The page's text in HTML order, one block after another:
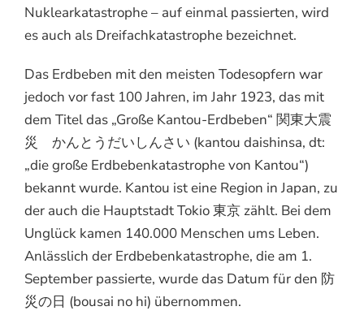
Nuklearkatastrophe – auf einmal passierten, wird
es auch als Dreifachkatastrophe bezeichnet.
Das Erdbeben mit den meisten Todesopfern war
jedoch vor fast 100 Jahren, im Jahr 1923, das mit
dem Titel das „Große Kantou-Erdbeben“ 関東大震
災 かんとうだいしんさい (kantou daishinsa, dt:
„die große Erdbebenkatastrophe von Kantou“)
bekannt wurde. Kantou ist eine Region in Japan, zu
der auch die Hauptstadt Tokio 東京 zählt. Bei dem
Unglück kamen 140.000 Menschen ums Leben.
Anlässlich der Erdbebenkatastrophe, die am 1.
September passierte, wurde das Datum für den 防
災の日 (bousai no hi) übernommen.